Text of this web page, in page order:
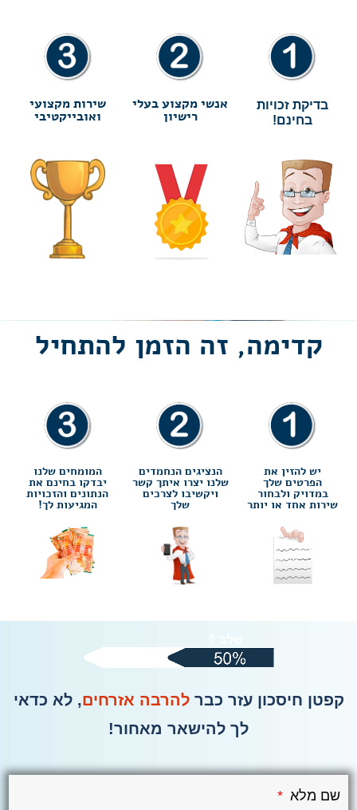
בדיקת זכויות
בחינם!
אנשי מקצוע בעלי
רישיון
שירות מקצועי
ואובייקטיבי
קדימה, זה הזמן להתחיל
יש להזין את
הפרטים שלך
במדויק ולבחור
שירות אחד או יותר
הנציגים הנחמדים
שלנו יצרו איתך קשר
ויקשיבו לצרכים
שלך
המומחים שלנו
יבדקו בחינם את
הנתונים והזכויות
המגיעות לך!
קפטן חיסכון עזר כברלהרבה אזרחים, לא כדאי
לך להישאר מאחור!
שם מלא